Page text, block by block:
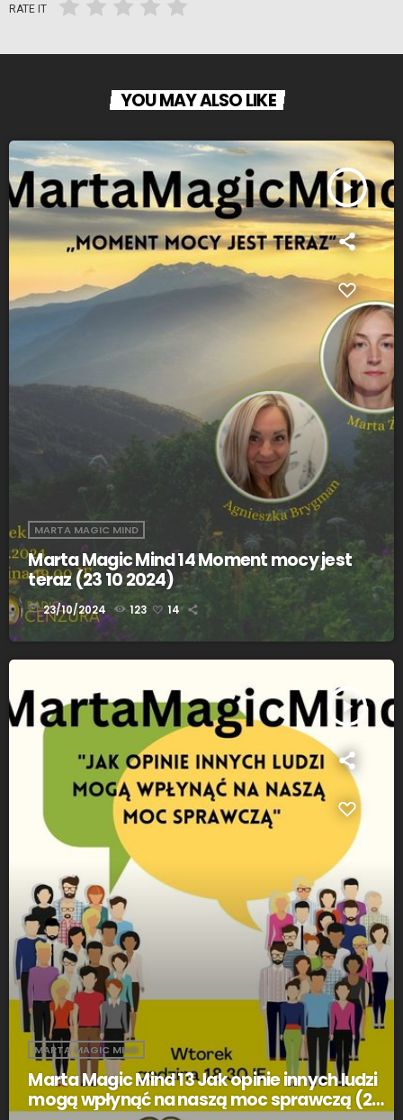
RATE IT
YOU MAY ALSO LIKE
play_arrow
MARTA MAGIC MIND
Marta Magic Mind 14 Moment mocy jest
teraz (23 10 2024)
today 23/10/2024 123 14
play_arrow
MARTA MAGIC MIND
Marta Magic Mind 13 Jak opinie innych ludzi
mogą wpłynąć na naszą moc sprawczą (25